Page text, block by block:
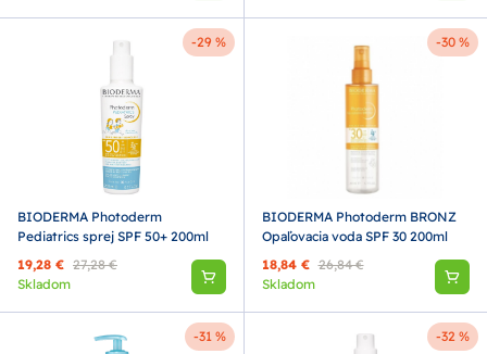
-29 %
BIODERMA Photoderm
Pediatrics sprej SPF 50+ 200ml
19,28 € 27,28 €
Skladom
-30 %
BIODERMA Photoderm BRONZ
Opaľovacia voda SPF 30 200ml
18,84 € 26,84 €
Skladom
-31 % -32 %